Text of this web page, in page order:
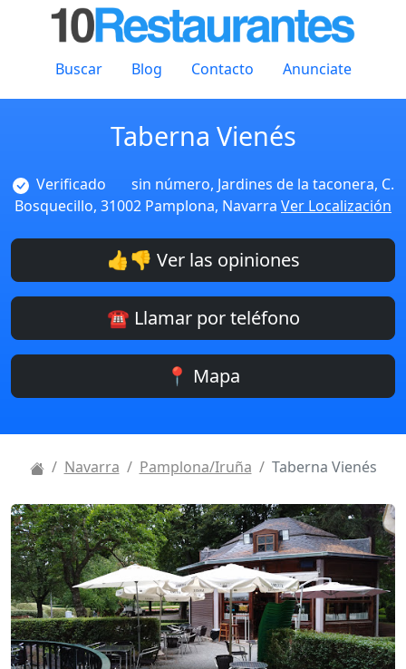
Buscar Blog Contacto Anunciate
Taberna Vienés
Verificado
sin número, Jardines de la taconera, C.
Bosquecillo, 31002 Pamplona, Navarra Ver Localización
👍👎 Ver las opiniones
☎️ Llamar por teléfono
📍 Mapa
Navarra Pamplona/Iruña Taberna Vienés